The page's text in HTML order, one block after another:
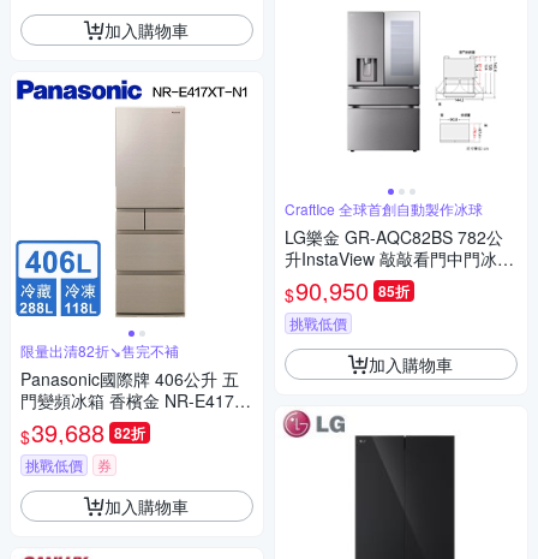
加入購物車
限量出清82折↘售完不補
Panasonic國際牌 406公升 五
門變頻冰箱 香檳金 NR-E417X
T-N1 [限時優惠]
$39,688 82折
挑戰低價 券
加入購物車
CraftIce 全球首創自動製作冰球
LG樂金 GR-AQC82BS 782公
升InstaView 敲敲看門中門冰球
四門冰箱｜星夜黑
$90,950 85折
挑戰低價
加入購物車